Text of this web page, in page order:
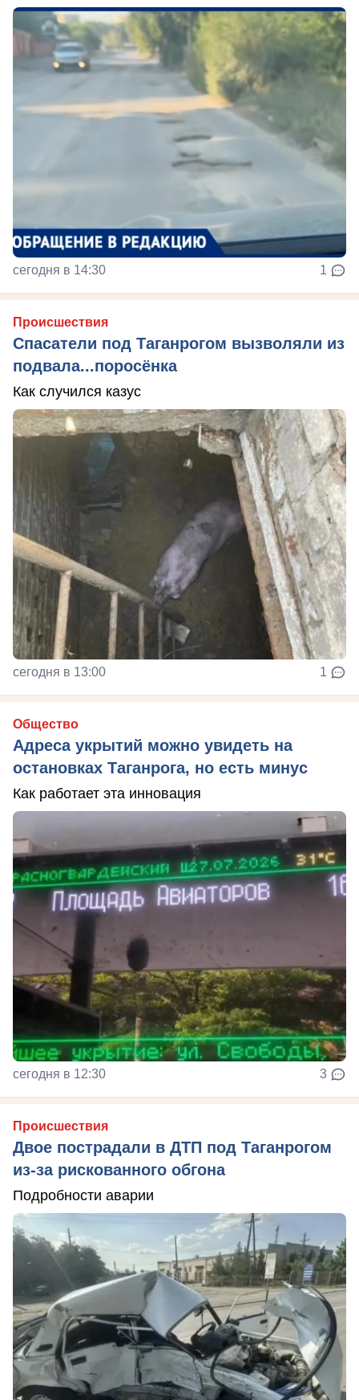
сегодня в 14:30 1
Происшествия
Спасатели под Таганрогом вызволяли из
подвала...поросёнка
Как случился казус
сегодня в 13:00 1
Общество
Адреса укрытий можно увидеть на
остановках Таганрога, но есть минус
Как работает эта инновация
сегодня в 12:30 3
Происшествия
Двое пострадали в ДТП под Таганрогом
из-за рискованного обгона
Подробности аварии